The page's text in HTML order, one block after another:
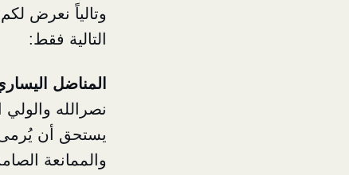
وتالياً نعرض
التالية فقط:
المناضل
نصرالله
يستحق أن يُرمى
والممانعة